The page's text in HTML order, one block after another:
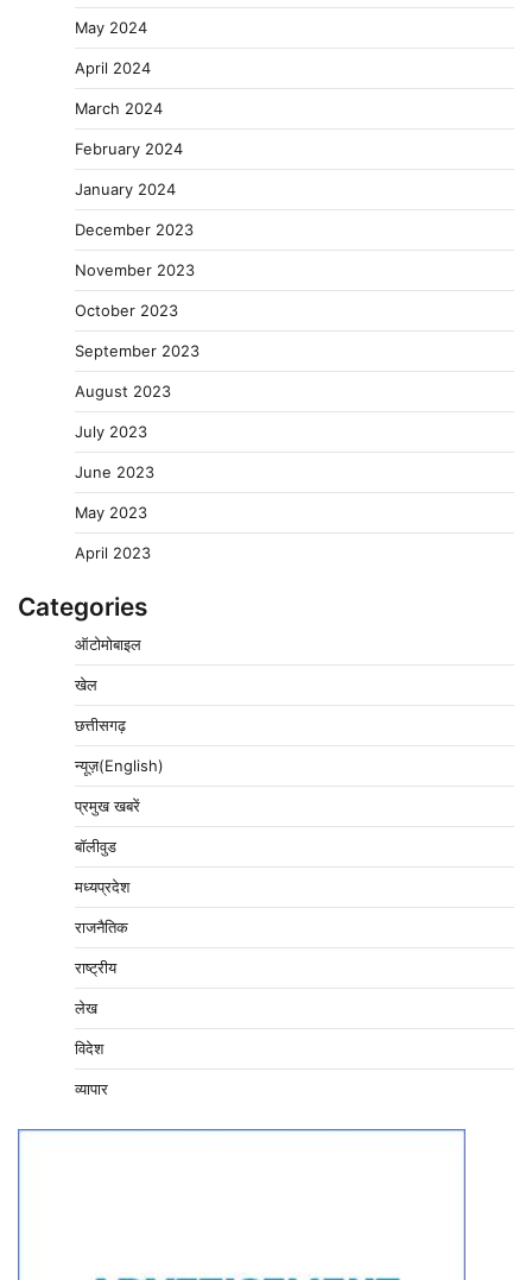
May 2024
April 2024
March 2024
February 2024
January 2024
December 2023
November 2023
October 2023
September 2023
August 2023
July 2023
June 2023
May 2023
April 2023
Categories
ऑटोमोबाइल
खेल
छत्तीसगढ़
न्यूज़(English)
प्रमुख खबरें
बॉलीवुड
मध्यप्रदेश
राजनैतिक
राष्ट्रीय
लेख
विदेश
व्यापार